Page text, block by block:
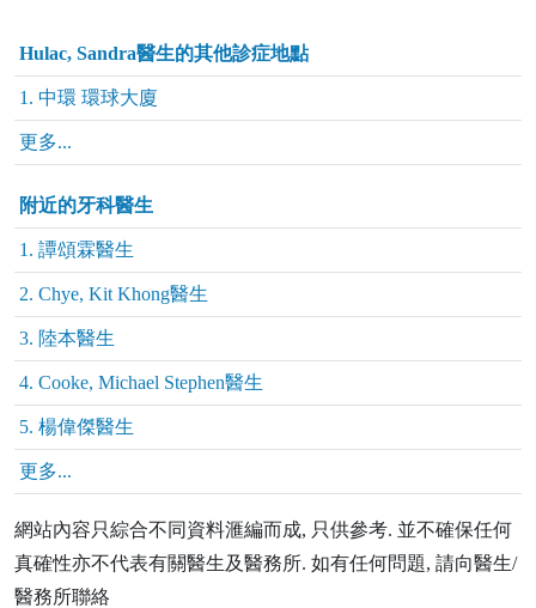
Hulac, Sandra醫生的其他診症地點
1. 中環 環球大廈
更多...
附近的牙科醫生
1. 譚頌霖醫生
2. Chye, Kit Khong醫生
3. 陸本醫生
4. Cooke, Michael Stephen醫生
5. 楊偉傑醫生
更多...
網站內容只綜合不同資料滙編而成, 只供參考. 並不確保任何
真確性亦不代表有關醫生及醫務所. 如有任何問題, 請向醫生/
醫務所聯絡